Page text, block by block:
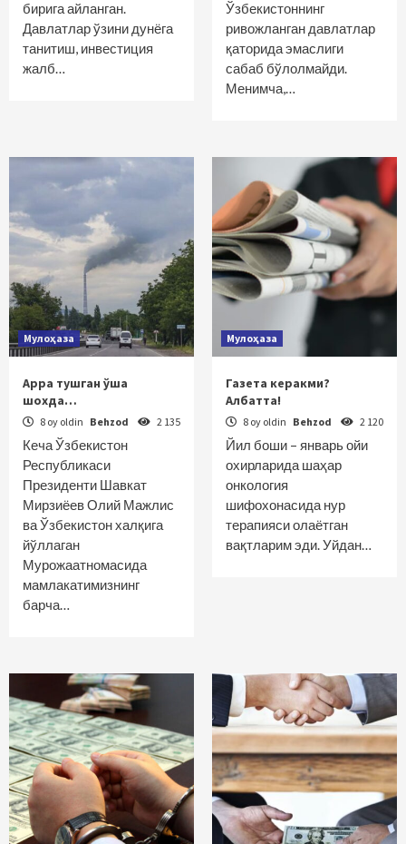
бирига айланган.
Давлатлар ўзини дунёга
танитиш, инвестиция
жалб…
Ўзбекистоннинг
ривожланган давлатлар
қаторида эмаслиги
сабаб бўлолмайди.
Менимча,…
Мулоҳаза
Арра тушган ўша
шохда…
8 oy oldin Behzod 2 135
Кеча Ўзбекистон
Республикаси
Президенти Шавкат
Мирзиёев Олий Мажлис
ва Ўзбекистон халқига
йўллаган
Мурожаатномасида
мамлакатимизнинг
барча…
Мулоҳаза
Газета керакми?
Албатта!
8 oy oldin Behzod 2 120
Йил боши – январь ойи
охирларида шаҳар
онкология
шифохонасида нур
терапияси олаётган
вақтларим эди. Уйдан…